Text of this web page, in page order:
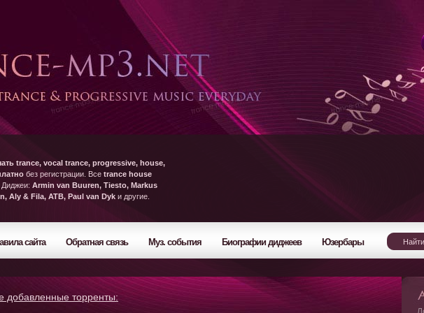
trance, vocal trance, progressive, house,
без регистрации. Все trance house
. Диджеи: Armin van Buuren, Tiesto, Markus
Aly & Fila, ATB, Paul van Dyk и другие.
сайта Обратная связь Муз. события Биографии диджеев Юзербары
добавленные торренты: